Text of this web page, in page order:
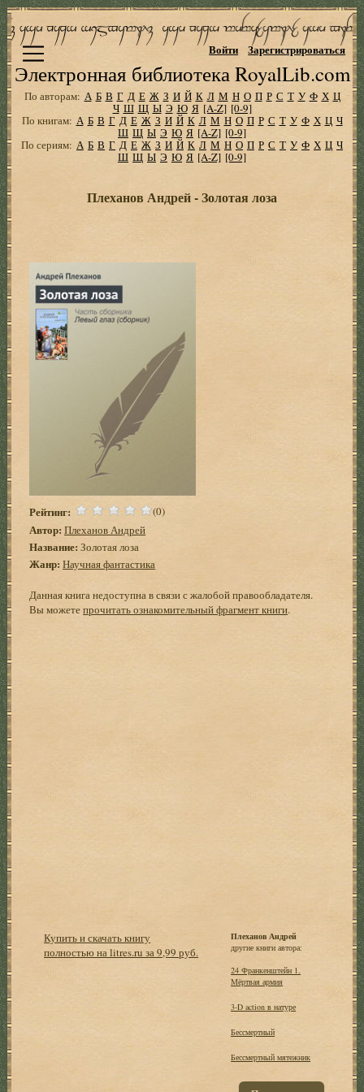
Электронная библиотека RoyalLib.com
Войти Зарегистрироваться
По авторам: А Б В Г Д Е Ж З И Й К Л М Н О П Р С Т У Ф Х Ц
Ч Ш Щ Ы Э Ю Я [A-Z] [0-9]
По книгам: А Б В Г Д Е Ж З И Й К Л М Н О П Р С Т У Ф Х Ц Ч
Ш Щ Ы Э Ю Я [A-Z] [0-9]
По сериям: А Б В Г Д Е Ж З И Й К Л М Н О П Р С Т У Ф Х Ц Ч
Ш Щ Ы Э Ю Я [A-Z] [0-9]
Плеханов Андрей - Золотая лоза
Рейтинг: (0)
Автор: Плеханов Андрей
Название: Золотая лоза
Жанр: Научная фантастика
Данная книга недоступна в связи с жалобой правообладателя.
Вы можетепрочитать ознакомительный фрагмент книги.
Купить и скачать книгу
полностью на litres.ru за 9,99 руб.
Плеханов Андрей
другие книги автора:
24 Франкенштейн 1.
Мёртвая армия
3-D action в натуре
Бессмертный
Бессмертный мятежник